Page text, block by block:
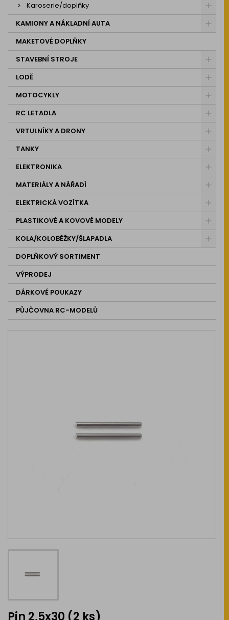
Karoserie/doplňky
KAMIONY A NÁKLADNÍ AUTA
MAKETOVÉ DOPLŇKY
STAVEBNÍ STROJE
LODĚ
MOTOCYKLY
RC LETADLA
VRTULNÍKY A DRONY
TANKY
ELEKTRONIKA
MATERIÁLY A NÁŘADÍ
ELEKTRICKÁ VOZÍTKA
PLASTIKOVÉ A KOVOVÉ MODELY
KOLA/KOLOBĚŽKY/ŠLAPADLA
DOPLŇKOVÝ SORTIMENT
VÝPRODEJ
DÁRKOVÉ POUKAZY
PŮJČOVNA RC-MODELŮ
Pin 2,5x30 (2 ks)